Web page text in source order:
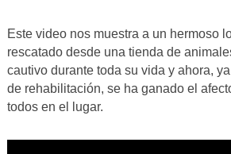
Este video nos muestra a un hermoso
rescatado desde una tienda de
cautivo durante toda su vida y ahora,
de rehabilitación, se ha ganado el
todos en el lugar.